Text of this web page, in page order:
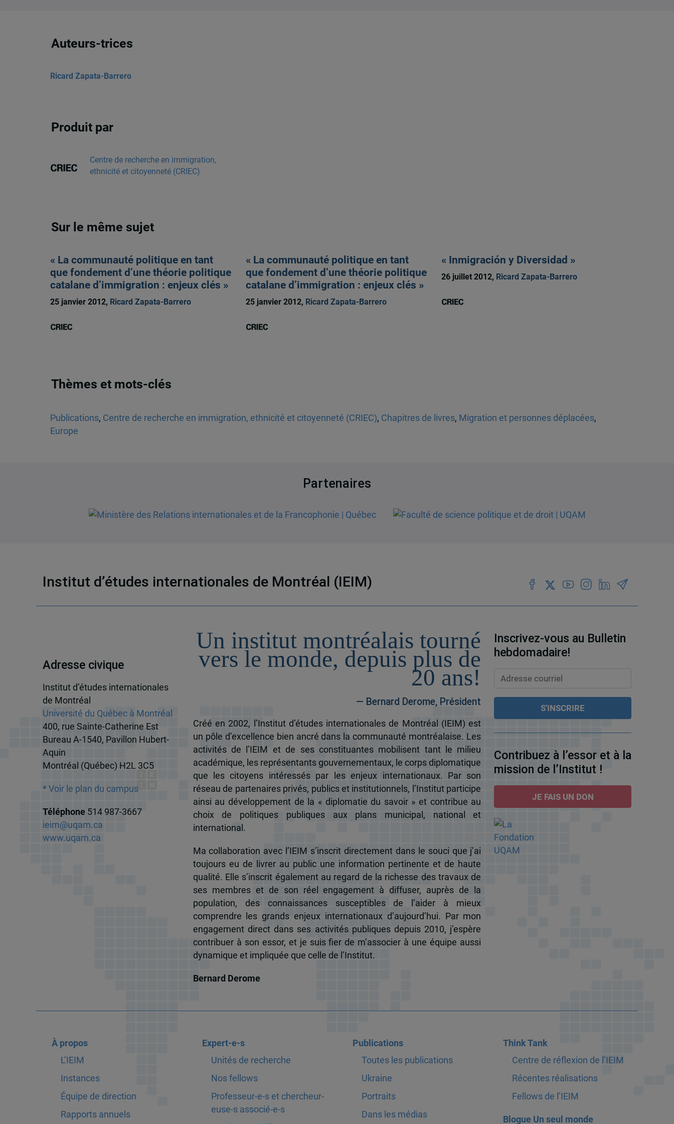
Auteurs-trices
Ricard Zapata-Barrero
Produit par
Centre de recherche en immigration,
ethnicité et citoyenneté (CRIEC)
Sur le même sujet
« La communauté politique en tant
que fondement d’une théorie politique
catalane d’immigration : enjeux clés »
25 janvier 2012, Ricard Zapata-Barrero
« La communauté politique en tant
que fondement d’une théorie politique
catalane d’immigration : enjeux clés »
25 janvier 2012, Ricard Zapata-Barrero
« Inmigración y Diversidad »
26 juillet 2012, Ricard Zapata-Barrero
Thèmes et mots-clés
Publications, Centre de recherche en immigration, ethnicité et citoyenneté (CRIEC), Chapitres de livres, Migration et personnes déplacées,
Europe
Partenaires
Institut d’études internationales de Montréal (IEIM)
Adresse civique
Institut d’études internationales
de Montréal
Université du Québec à Montréal
400, rue Sainte-Catherine Est
Bureau A-1540, Pavillon Hubert-
Aquin
Montréal (Québec) H2L 3C5
* Voir le plan du campus
Téléphone 514 987-3667
ieim@uqam.ca
www.uqam.ca
Un institut montréalais tourné
vers le monde, depuis plus de
20 ans!
— Bernard Derome, Président
Créé en 2002, l’Institut d’études internationales de Montréal (IEIM) est
un pôle d’excellence bien ancré dans la communauté montréalaise. Les
activités de l’IEIM et de ses constituantes mobilisent tant le milieu
académique, les représentants gouvernementaux, le corps diplomatique
que les citoyens intéressés par les enjeux internationaux. Par son
réseau de partenaires privés, publics et institutionnels, l’Institut participe
ainsi au développement de la « diplomatie du savoir » et contribue au
choix de politiques publiques aux plans municipal, national et
international.
Ma collaboration avec l’IEIM s’inscrit directement dans le souci que j’ai
toujours eu de livrer au public une information pertinente et de haute
qualité. Elle s’inscrit également au regard de la richesse des travaux de
ses membres et de son réel engagement à diffuser, auprès de la
population, des connaissances susceptibles de l’aider à mieux
comprendre les grands enjeux internationaux d’aujourd’hui. Par mon
engagement direct dans ses activités publiques depuis 2010, j’espère
contribuer à son essor, et je suis fier de m’associer à une équipe aussi
dynamique et impliquée que celle de l’Institut.
Bernard Derome
Inscrivez-vous au Bulletin
hebdomadaire!
Contribuez à l’essor et à la
mission de l’Institut !
JE FAIS UN DON
À propos
L’IEIM
Instances
Équipe de direction
Rapports annuels
Expert-e-s
Unités de recherche
Nos fellows
Professeur-e-s et chercheur-
euse-s associé-e-s
Publications
Toutes les publications
Ukraine
Portraits
Dans les médias
Think Tank
Centre de réflexion de l’IEIM
Récentes réalisations
Fellows de l’IEIM
Blogue Un seul monde